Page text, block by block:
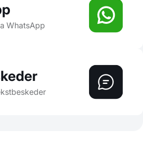
WhatsApp